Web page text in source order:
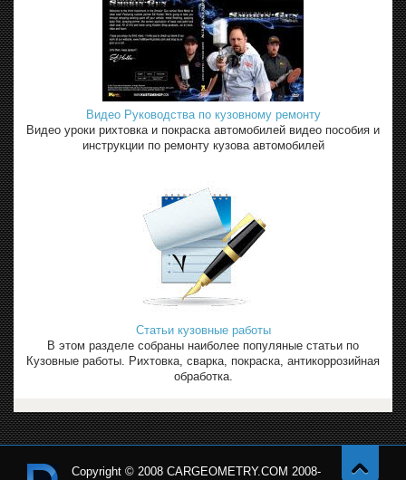
Видео Руководства по кузовному ремонту
Видео уроки рихтовка и покраска автомобилей видео пособия и
инструкции по ремонту кузова автомобилей
Статьи кузовные работы
В этом разделе собраны наиболее популяные статьи по
Кузовные работы. Рихтовка, сварка, покраска, антикоррозийная
обработка.
Copyright © 2008 CARGEOMETRY.COM 2008-